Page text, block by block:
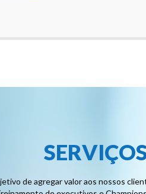
de agregar valor aos nossos